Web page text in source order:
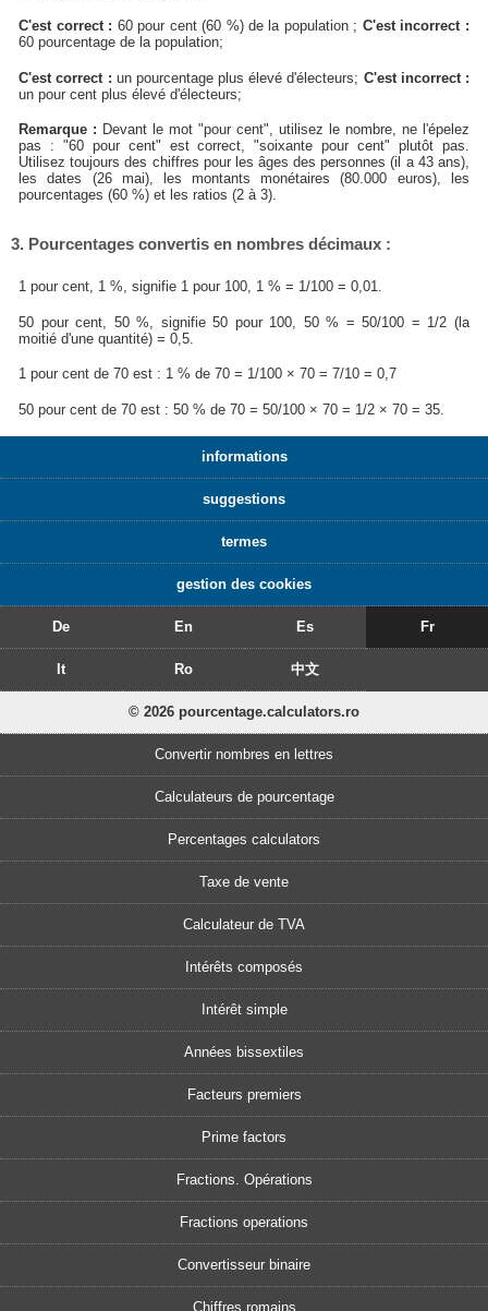
C'est correct : 60 pour cent (60 %) de la population ; C'est incorrect :
60 pourcentage de la population;
C'est correct : un pourcentage plus élevé d'électeurs; C'est incorrect :
un pour cent plus élevé d'électeurs;
Remarque : Devant le mot "pour cent", utilisez le nombre, ne l'épelez
pas : "60 pour cent" est correct, "soixante pour cent" plutôt pas.
Utilisez toujours des chiffres pour les âges des personnes (il a 43 ans),
les dates (26 mai), les montants monétaires (80.000 euros), les
pourcentages (60 %) et les ratios (2 à 3).
3. Pourcentages convertis en nombres décimaux :
1 pour cent, 1 %, signifie 1 pour 100, 1 % = 1/100 = 0,01.
50 pour cent, 50 %, signifie 50 pour 100, 50 % = 50/100 = 1/2 (la
moitié d'une quantité) = 0,5.
1 pour cent de 70 est : 1 % de 70 = 1/100 × 70 = 7/10 = 0,7
50 pour cent de 70 est : 50 % de 70 = 50/100 × 70 = 1/2 × 70 = 35.
informations
suggestions
termes
gestion des cookies
De En Es Fr
It Ro 中文
© 2026 pourcentage.calculators.ro
Convertir nombres en lettres
Calculateurs de pourcentage
Percentages calculators
Taxe de vente
Calculateur de TVA
Intérêts composés
Intérêt simple
Années bissextiles
Facteurs premiers
Prime factors
Fractions. Opérations
Fractions operations
Convertisseur binaire
Chiffres romains